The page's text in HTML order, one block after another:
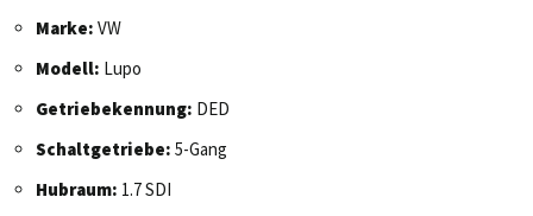
Marke: VW
Modell: Lupo
Getriebekennung: DED
Schaltgetriebe: 5-Gang
Hubraum: 1.7 SDI